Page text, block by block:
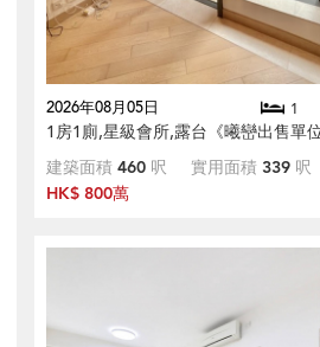
2026年08月05日 1
1房1廁,星級會所,露台《曦巒出售單
建築面積 460 呎 實用面積 339 呎
HK$ 800萬